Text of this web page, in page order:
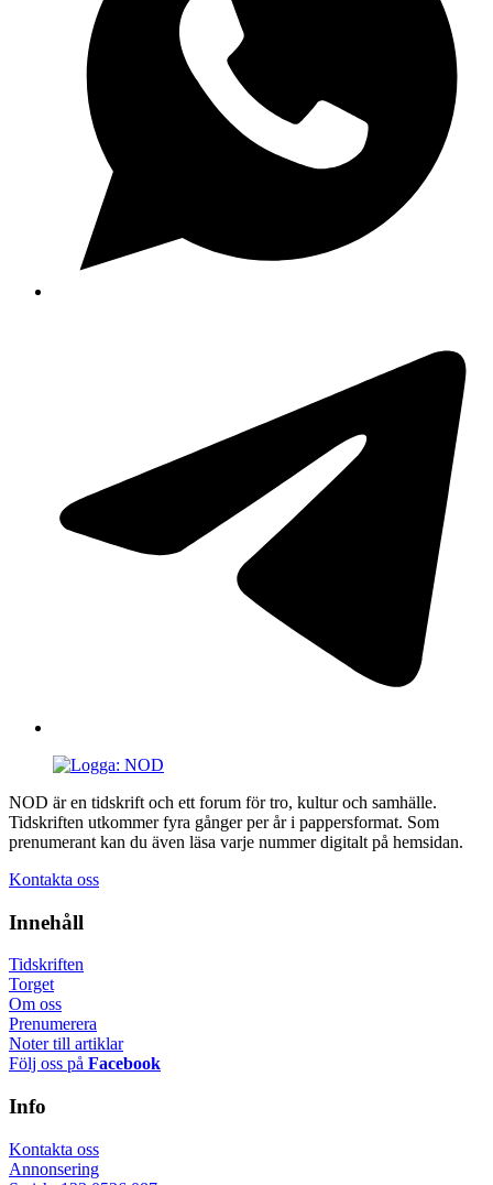
NOD är en tidskrift och ett forum för tro, kultur och samhälle.
Tidskriften utkommer fyra gånger per år i pappersformat. Som
prenumerant kan du även läsa varje nummer digitalt på hemsidan.
Kontakta oss
Innehåll
Tidskriften
Torget
Om oss
Prenumerera
Noter till artiklar
Följ oss på Facebook
Info
Kontakta oss
Annonsering